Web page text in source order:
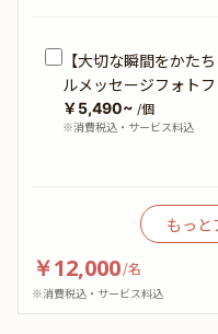
【大切な瞬間をかた
ルメッセージフォト
￥5,490~ /個
※消費税込・サービス料込
もっと
￥12,000/名
※消費税込・サービス料込